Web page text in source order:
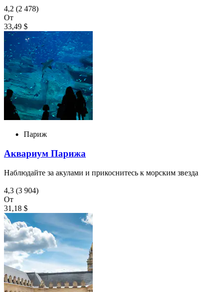
4,2 (2 478)
От
33,49 $
Париж
Аквариум Парижа
Наблюдайте за акулами и прикоснитесь к морским звезда
4,3 (3 904)
От
31,18 $